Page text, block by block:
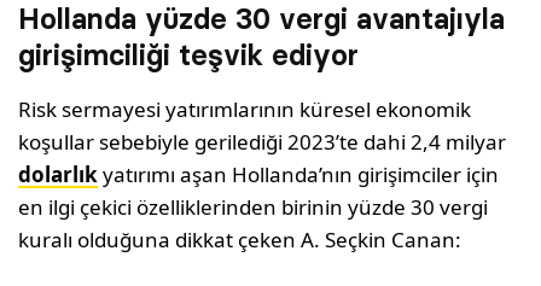
Hollanda yüzde 30 vergi avantajıyla
girişimciliği teşvik ediyor
Risk sermayesi yatırımlarının küresel ekonomik
koşullar sebebiyle gerilediği 2023’te dahi 2,4 milyar
dolarlıkyatırımı aşan Hollanda’nın girişimciler için
en ilgi çekici özelliklerinden birinin yüzde 30 vergi
kuralı olduğuna dikkat çeken A. Seçkin Canan: